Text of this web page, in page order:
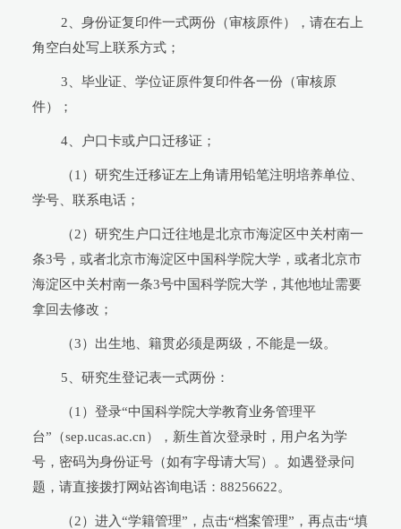
2、身份证复印件一式两份（审核原件），请在右上
角空白处写上联系方式；
3、毕业证、学位证原件复印件各一份（审核原
件）；
4、户口卡或户口迁移证；
（1）研究生迁移证左上角请用铅笔注明培养单位、
学号、联系电话；
（2）研究生户口迁往地是北京市海淀区中关村南一
条3号，或者北京市海淀区中国科学院大学，或者北京市
海淀区中关村南一条3号中国科学院大学，其他地址需要
拿回去修改；
（3）出生地、籍贯必须是两级，不能是一级。
5、研究生登记表一式两份：
（1）登录“中国科学院大学教育业务管理平
台”（sep.ucas.ac.cn），新生首次登录时，用户名为学
号，密码为身份证号（如有字母请大写）。如遇登录问
题，请直接拨打网站咨询电话：88256622。
（2）进入“学籍管理”，点击“档案管理”，再点击“填